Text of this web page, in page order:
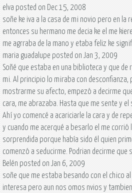
elva posted on Dec 15, 2008
soñe ke iva a la casa de mi novio pero en la
entonces su hermano me decia ke el me
me agrraba de la mano y etaba feliz ke
maria guadalupe posted on Jan 3, 2009
Soñé que estaba en una biblioteca y que de
mi. Al principio lo miraba con desconfianza,
mostrarme su afecto, empezó a decirme
cara, me abrazaba. Hasta que me sente y
Ahí yo comencé a acariciarle la cara y de
y cuando me acerqué a besarlo el me corrió
sorprendida porque había sido él quien
comenzó a seducirme. Podrian decirme que
Belén posted on Jan 6, 2009
soñe que me estaba besando con el chico
interesa pero aun nos omos nvios y